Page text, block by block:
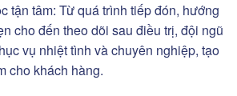
tận tâm: Từ quá trình tiếp đón, hướng
cho đến theo dõi sau điều trị, đội ngũ
vụ nhiệt tình và chuyên nghiệp, tạo
cho khách hàng.